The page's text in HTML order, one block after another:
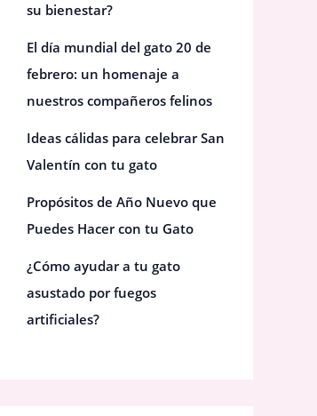
su bienestar?
El día mundial del gato 20 de
febrero: un homenaje a
nuestros compañeros felinos
Ideas cálidas para celebrar San
Valentín con tu gato
Propósitos de Año Nuevo que
Puedes Hacer con tu Gato
¿Cómo ayudar a tu gato
asustado por fuegos
artificiales?